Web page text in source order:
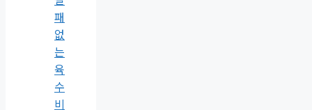
패
없
는
육
수
비